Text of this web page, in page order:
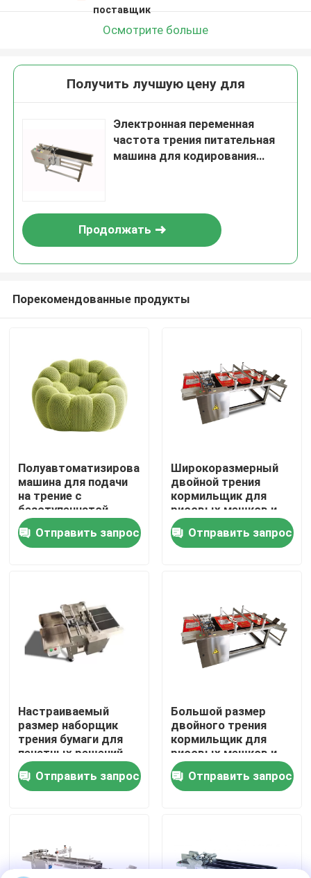
Домой
Продукты
Экскурсия по заводу
Свяжитесь с нами
Новости
Запросите цитату
поставщик
Осмотрите больше
Получить лучшую цену для
Электронная переменная
частота трения питательная
машина для кодирования
Продолжать
Порекомендованные продукты
Полуавтоматизированная
машина для подачи
на трение с
безступенчатой
скоростью
Отправить запрос
Широкоразмерный
двойной трения
кормильщик для
рисовых мешков и
зерновых мешков в
больших размерах
Отправить запрос
Настраиваемый
размер наборщик
трения бумаги для
печатных решений
Отправить запрос
Большой размер
двойного трения
кормильщик для
рисовых мешков и
зерновых мешков
Отправить запрос